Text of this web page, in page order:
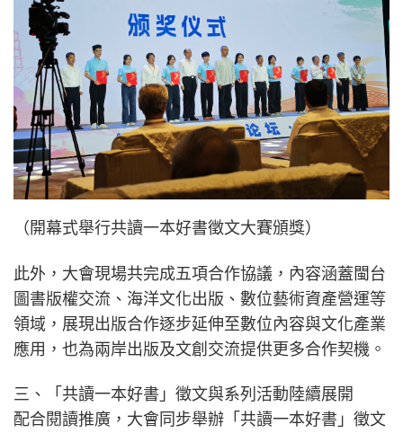
（開幕式舉行共讀一本好書徵文大賽頒獎）
此外，大會現場共完成五項合作協議，內容涵蓋閩台
圖書版權交流、海洋文化出版、數位藝術資產營運等
領域，展現出版合作逐步延伸至數位內容與文化產業
應用，也為兩岸出版及文創交流提供更多合作契機。
三、「共讀一本好書」徵文與系列活動陸續展開
配合閱讀推廣，大會同步舉辦「共讀一本好書」徵文